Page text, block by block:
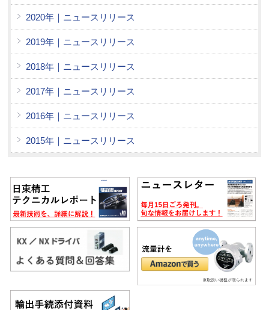
2020年｜ニュースリリース
2019年｜ニュースリリース
2018年｜ニュースリリース
2017年｜ニュースリリース
2016年｜ニュースリリース
2015年｜ニュースリリース